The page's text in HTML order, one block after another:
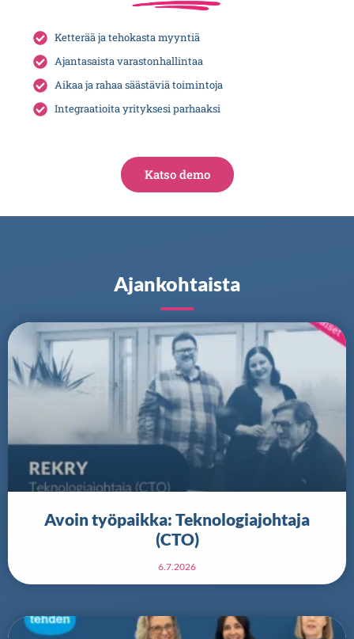
Ketterää ja tehokasta myyntiä
Ajantasaista varastonhallintaa
Aikaa ja rahaa säästäviä toimintoja
Integraatioita yrityksesi parhaaksi
Katso demo
Ajankohtaista
Avoin työpaikka: Teknologiajohtaja
(CTO)
6.7.2026